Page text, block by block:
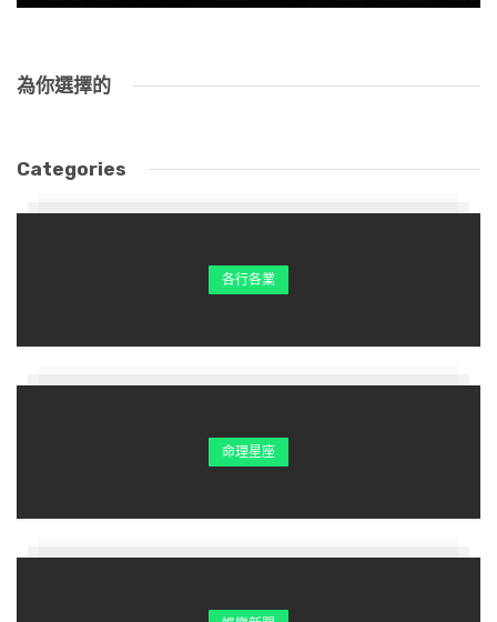
為你選擇的
Categories
各行各業
命理星座